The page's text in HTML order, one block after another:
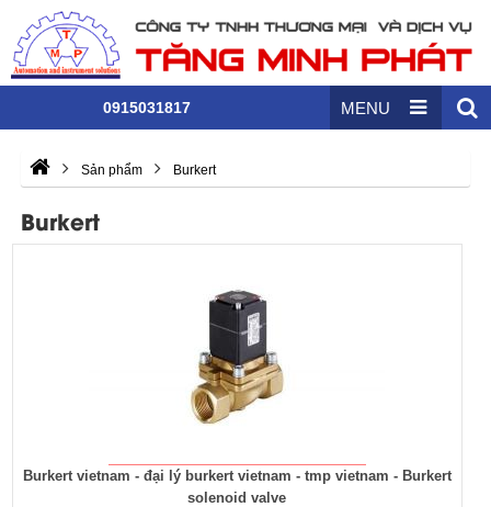
0915031817 MENU
Sản phẩm Burkert
Burkert
Burkert vietnam - đại lý burkert vietnam - tmp vietnam - Burkert
solenoid valve